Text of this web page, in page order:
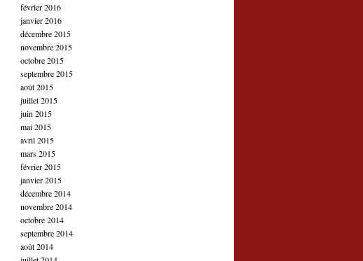
février 2016
janvier 2016
décembre 2015
novembre 2015
octobre 2015
septembre 2015
août 2015
juillet 2015
juin 2015
mai 2015
avril 2015
mars 2015
février 2015
janvier 2015
décembre 2014
novembre 2014
octobre 2014
septembre 2014
août 2014